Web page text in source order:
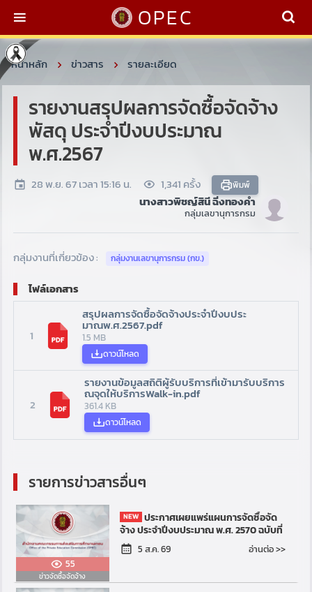
OPEC
หน้าหลัก ข่าวสาร รายละเอียด
รายงานสรุปผลการจัดซื้อจัดจ้าง
พัสดุ ประจำปีงบประมาณ
พ.ศ.2567
28 พ.ย. 67 เวลา 15:16 น. 1,341 ครั้ง พิมพ์
นางสาวพิชญ์สินี ฉิ่งทองคำ
กลุ่มเลขานุการกรม
กลุ่มงานที่เกี่ยวข้อง : กลุ่มงานเลขานุการกรม (กข.)
ไฟล์เอกสาร
1
สรุปผลการจัดซื้อจัดจ้างประจำปีงบประ
มาณพ.ศ.2567.pdf
1.5 MB
ดาวน์โหลด
2
รายงานข้อมูลสถิติผู้รับบริการที่เข้ามารับบริการ
ณจุดให้บริการWalk-in.pdf
361.4 KB
ดาวน์โหลด
รายการข่าวสารอื่นๆ
55
ข่าวจัดซื้อจัดจ้าง
ประกาศเผยแพร่แผนการจัดซื้อจัด
จ้าง ประจำปีงบประมาณ พ.ศ. 2570 ฉบับที่
1
5 ส.ค. 69 อ่านต่อ >>